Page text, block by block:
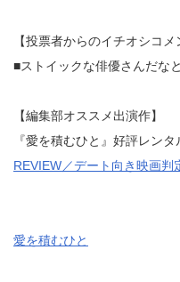
【投票者からのイチオシコメ
■ストイックな俳優さんだな
【編集部オススメ出演作】
『愛を積むひと』好評レン
REVIEW／デート向き映画
愛を積むひと